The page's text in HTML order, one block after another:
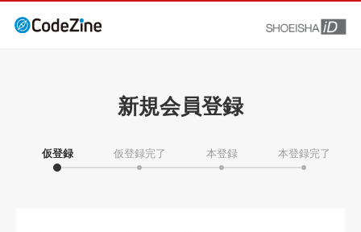
新規会員登録
仮登録 仮登録完了 本登録 本登録完了